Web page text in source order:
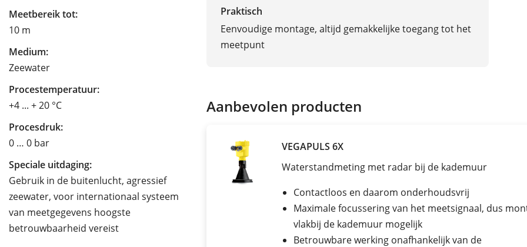
Meetbereik tot:
10 m
Medium:
Zeewater
Procestemperatuur:
+4 ... + 20 °C
Procesdruk:
0 … 0 bar
Speciale uitdaging:
Gebruik in de buitenlucht, agressief
zeewater, voor internationaal systeem
van meetgegevens hoogste
betrouwbaarheid vereist
Praktisch
Eenvoudige montage, altijd gemakkelijke toegang tot het
meetpunt
Aanbevolen producten
VEGAPULS 6X
Waterstandmeting met radar bij de kademuur
Contactloos en daarom onderhoudsvrij
Maximale focussering van het meetsignaal, dus
vlakbij de kademuur mogelijk
Betrouwbare werking onafhankelijk van de